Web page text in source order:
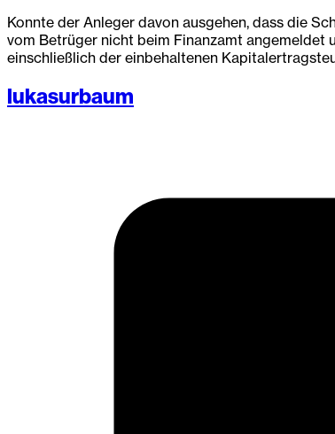
Konnte der Anleger davon ausgehen, dass die
vom Betrüger nicht beim Finanzamt angemeldet
einschließlich der einbehaltenen
lukasurbaum